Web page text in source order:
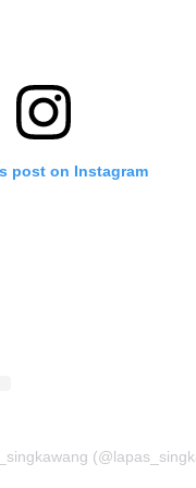
post on Instagram